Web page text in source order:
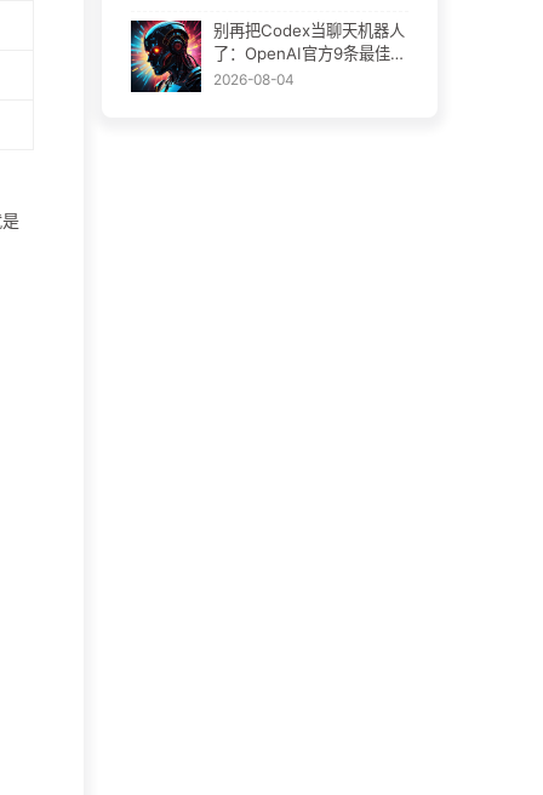
别再把Codex当聊天机器人
了：OpenAI官方9条最佳实
践
2026-08-04